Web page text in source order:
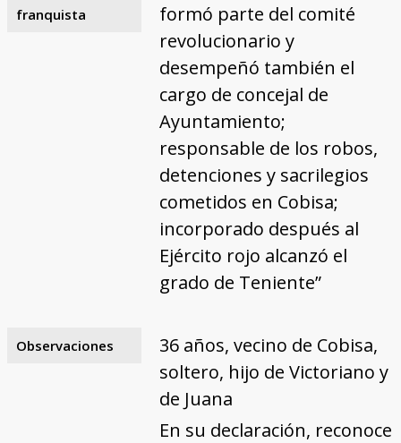
franquista
formó parte del comité
revolucionario y
desempeñó también el
cargo de concejal de
Ayuntamiento;
responsable de los robos,
detenciones y sacrilegios
cometidos en Cobisa;
incorporado después al
Ejército rojo alcanzó el
grado de Teniente”
Observaciones
36 años, vecino de Cobisa,
soltero, hijo de Victoriano y
de Juana
En su declaración, reconoce